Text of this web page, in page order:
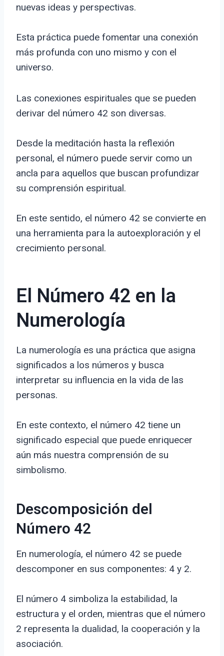
nuevas ideas y perspectivas.
Esta práctica puede fomentar una conexión
más profunda con uno mismo y con el
universo.
Las conexiones espirituales que se pueden
derivar del número 42 son diversas.
Desde la meditación hasta la reflexión
personal, el número puede servir como un
ancla para aquellos que buscan profundizar
su comprensión espiritual.
En este sentido, el número 42 se convierte en
una herramienta para la autoexploración y el
crecimiento personal.
El Número 42 en la
Numerología
La numerología es una práctica que asigna
significados a los números y busca
interpretar su influencia en la vida de las
personas.
En este contexto, el número 42 tiene un
significado especial que puede enriquecer
aún más nuestra comprensión de su
simbolismo.
Descomposición del
Número 42
En numerología, el número 42 se puede
descomponer en sus componentes: 4 y 2.
El número 4 simboliza la estabilidad, la
estructura y el orden, mientras que el número
2 representa la dualidad, la cooperación y la
asociación.